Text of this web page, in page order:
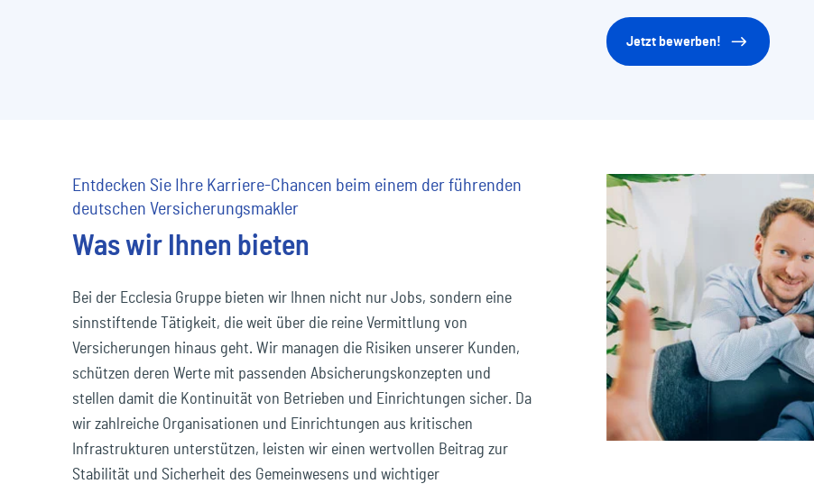
Jetzt bewerben!
Entdecken Sie Ihre Karriere-Chancen beim einem der führenden
deutschen Versicherungsmakler
Was wir Ihnen bieten
Bei der Ecclesia Gruppe bieten wir Ihnen nicht nur Jobs, sondern eine
sinnstiftende Tätigkeit, die weit über die reine Vermittlung von
Versicherungen hinaus geht. Wir managen die Risiken unserer Kunden,
schützen deren Werte mit passenden Absicherungskonzepten und
stellen damit die Kontinuität von Betrieben und Einrichtungen sicher. Da
wir zahlreiche Organisationen und Einrichtungen aus kritischen
Infrastrukturen unterstützen, leisten wir einen wertvollen Beitrag zur
Stabilität und Sicherheit des Gemeinwesens und wichtiger